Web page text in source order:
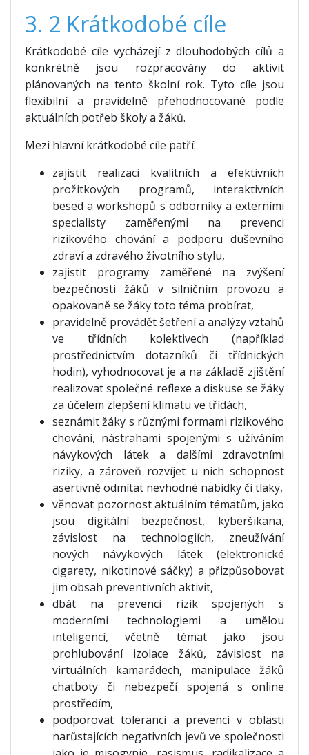
3. 2 Krátkodobé cíle
Krátkodobé cíle vycházejí z dlouhodobých cílů a
konkrétně jsou rozpracovány do aktivit
plánovaných na tento školní rok. Tyto cíle jsou
flexibilní a pravidelně přehodnocované podle
aktuálních potřeb školy a žáků.
Mezi hlavní krátkodobé cíle patří:
zajistit realizaci kvalitních a efektivních
prožitkových programů, interaktivních
besed a workshopů s odborníky a externími
specialisty zaměřenými na prevenci
rizikového chování a podporu duševního
zdraví a zdravého životního stylu,
zajistit programy zaměřené na zvýšení
bezpečnosti žáků v silničním provozu a
opakovaně se žáky toto téma probírat,
pravidelně provádět šetření a analýzy vztahů
ve třídních kolektivech (například
prostřednictvím dotazníků či třídnických
hodin), vyhodnocovat je a na základě zjištění
realizovat společné reflexe a diskuse se žáky
za účelem zlepšení klimatu ve třídách,
seznámit žáky s různými formami rizikového
chování, nástrahami spojenými s užíváním
návykových látek a dalšími zdravotními
riziky, a zároveň rozvíjet u nich schopnost
asertivně odmítat nevhodné nabídky či tlaky,
věnovat pozornost aktuálním tématům, jako
jsou digitální bezpečnost, kyberšikana,
závislost na technologiích, zneužívání
nových návykových látek (elektronické
cigarety, nikotinové sáčky) a přizpůsobovat
jim obsah preventivních aktivit,
dbát na prevenci rizik spojených s
moderními technologiemi a umělou
inteligencí, včetně témat jako jsou
prohlubování izolace žáků, závislost na
virtuálních kamarádech, manipulace žáků
chatboty či nebezpečí spojená s online
prostředím,
podporovat toleranci a prevenci v oblasti
narůstajících negativních jevů ve společnosti